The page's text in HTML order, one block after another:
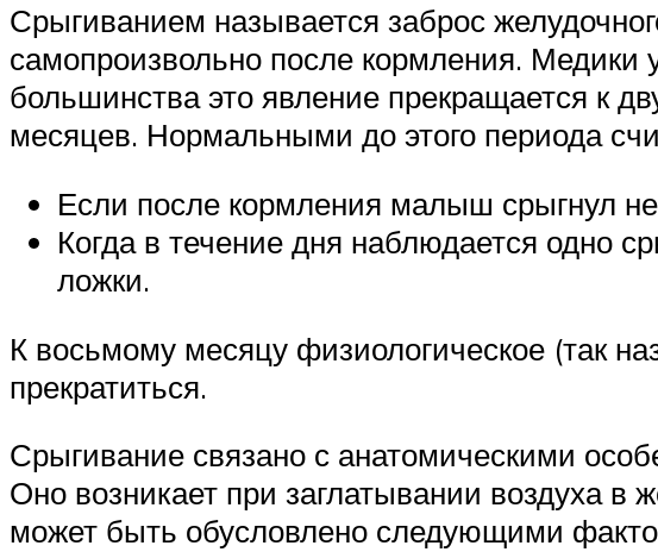
Срыгиванием называется заброс
самопроизвольно после кормления.
большинства это явление прекращается к
месяцев. Нормальными до этого периода
Если после кормления малыш срыгнул
Когда в течение дня наблюдается одно
ложки.
К восьмому месяцу физиологическое (так
прекратиться.
Срыгивание связано с анатомическими
Оно возникает при заглатывании воздуха
может быть обусловлено следующими